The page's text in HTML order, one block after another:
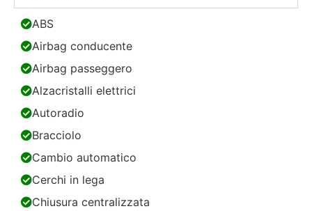
ABS
Airbag conducente
Airbag passeggero
Alzacristalli elettrici
Autoradio
Bracciolo
Cambio automatico
Cerchi in lega
Chiusura centralizzata